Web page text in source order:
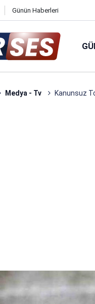
Günün Haberleri
Medya - Tv Kanunsuz